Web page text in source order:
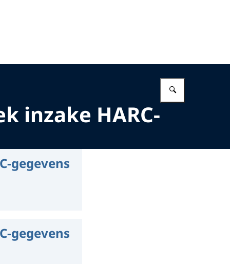
inzake HARC-
gegevens
gegevens